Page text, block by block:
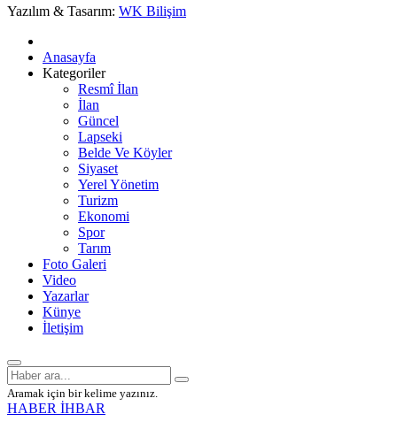
Yazılım & Tasarım: WK Bilişim
Anasayfa
Kategoriler
Resmî İlan
İlan
Güncel
Lapseki
Belde Ve Köyler
Siyaset
Yerel Yönetim
Turizm
Ekonomi
Spor
Tarım
Foto Galeri
Video
Yazarlar
Künye
İletişim
Aramak için bir kelime yazınız.
HABER İHBAR